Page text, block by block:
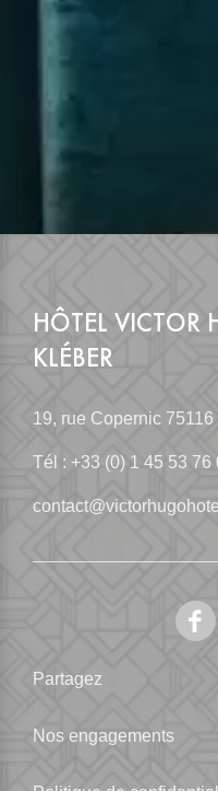
HÔTEL VICTOR
KLÉBER
19, rue Copernic 75116
Tél : +33 (0) 1 45 53 76
Partagez
Nos engagements